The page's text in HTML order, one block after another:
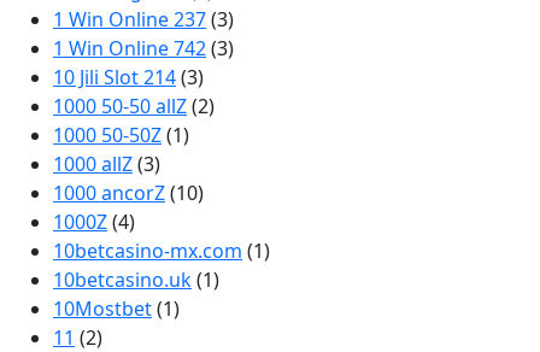
1 Win Online 237(3)
1 Win Online 742(3)
10 Jili Slot 214(3)
1000 50-50 allZ(2)
1000 50-50Z(1)
1000 allZ(3)
1000 ancorZ(10)
1000Z(4)
10betcasino-mx.com (1)
10betcasino.uk(1)
10Mostbet(1)
11 (2)